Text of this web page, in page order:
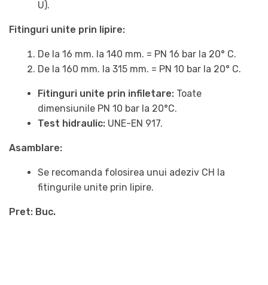
U).
Fitinguri unite prin lipire:
De la 16 mm. la 140 mm. = PN 16 bar la 20° C.
De la 160 mm. la 315 mm. = PN 10 bar la 20° C.
Fitinguri unite prin infiletare: Toate
dimensiunile PN 10 bar la 20°C.
Test hidraulic: UNE-EN 917.
Asamblare:
Se recomanda folosirea unui adeziv CH la
fitingurile unite prin lipire.
Pret: Buc.